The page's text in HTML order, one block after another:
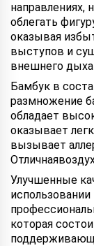
направлениях,
облегать
оказывая
выступов и
внешнего
Бамбук в
размножение
обладает
оказывает
вызывает
Улучшенные
которая